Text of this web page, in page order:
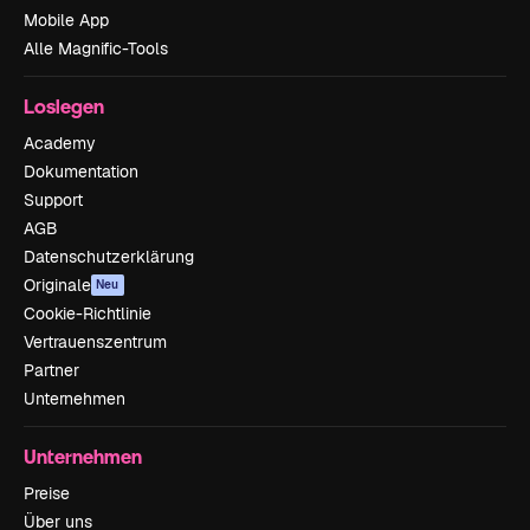
Mobile App
Alle Magnific-Tools
Loslegen
Academy
Dokumentation
Support
AGB
Datenschutzerklärung
Originale Neu
Cookie-Richtlinie
Vertrauenszentrum
Partner
Unternehmen
Unternehmen
Preise
Über uns